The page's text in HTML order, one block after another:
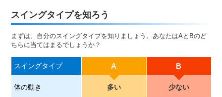
スイングタイプを知ろう
まずは、自分のスイングタイプを知りましょう。あなたはAとBのど
ちらに当てはまるでしょうか？
スイングタイプ A B
体の動き 多い 少ない